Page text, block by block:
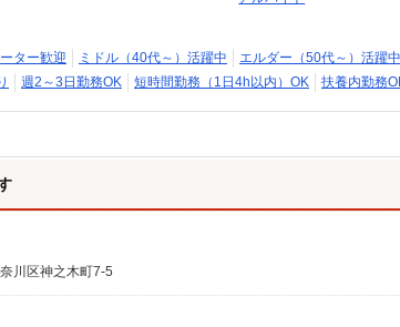
ター歓迎 ミドル（40代～）活躍中 エルダー（50代～）活躍中
週2～3日勤務OK 短時間勤務（1日4h以内）OK 扶養内勤務
川区神之木町7-5